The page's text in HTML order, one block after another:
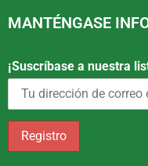
MANTÉNGASE
¡Suscríbase a nuestra